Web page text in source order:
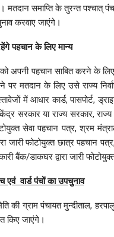
मतदान समाप्ति के तुरन्त
करवाए जाएंगे।
पहचान के लिए मान्य
अपनी पहचान साबित करने के
मतदान के लिए उसे राज्य
में आधार कार्ड, पासपोर्ट,
सरकार या राज्य सरकार,
सेवा पहचान पत्र, श्रम
जारी फोटोयुक्त छात्र पहचान
बैंक/डाकघर द्वारा जारी
एवं वार्ड पंचों का उपचुनाव
की ग्राम पंचायत मुन्दीताल,
किए जाएंगे।